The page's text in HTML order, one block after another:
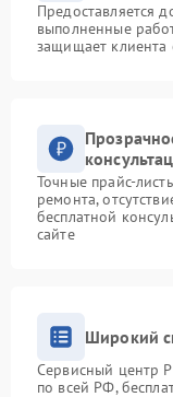
Предоставляется
выполненные
защищает клиента
Точные прайс-
ремонта,
бесплатной
сайте
Широкий
Сервисный центр
по всей РФ,